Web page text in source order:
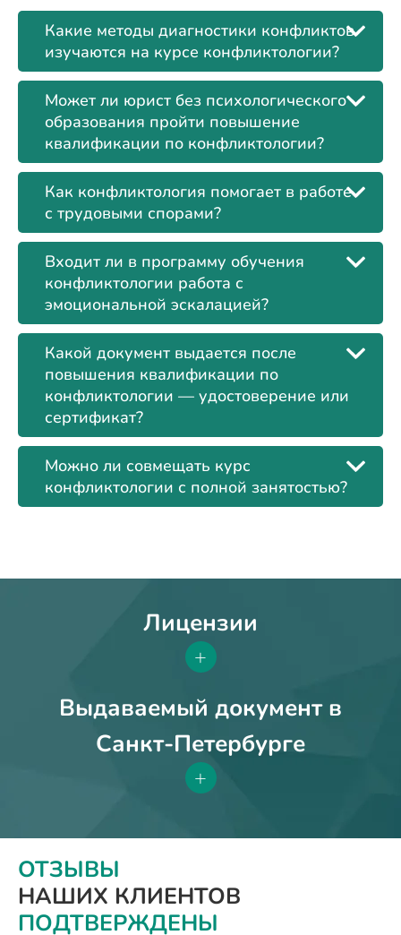
Какие методы диагностики конфликтов
изучаются на курсе конфликтологии?
Может ли юрист без психологического
образования пройти повышение
квалификации по конфликтологии?
Как конфликтология помогает в работе
с трудовыми спорами?
Входит ли в программу обучения
конфликтологии работа с
эмоциональной эскалацией?
Какой документ выдается после
повышения квалификации по
конфликтологии — удостоверение или
сертификат?
Можно ли совмещать курс
конфликтологии с полной занятостью?
Лицензии
+
Выдаваемый документ в
Санкт-Петербурге
+
ОТЗЫВЫ
НАШИХ КЛИЕНТОВ
ПОДТВЕРЖДЕНЫ